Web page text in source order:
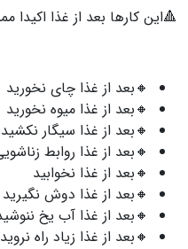
🔺این کارها بعد از غذا اکیدا
🔸بعد از غذا چای نخورید
🔸بعد از غذا میوه نخورید
🔸بعد از غذا سیگار نکشید
🔸بعد از غذا روابط
🔸بعد از غذا نخوابید
🔸بعد از غذا دوش نگیرید
🔸بعد از غذا آب یخ
🔸بعد از غذا زیاد راه نروید